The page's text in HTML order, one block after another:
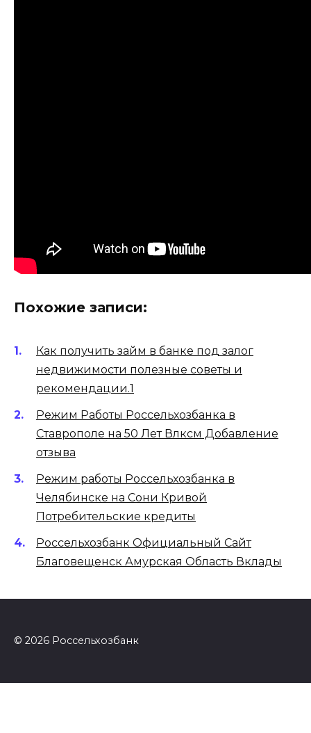
Похожие записи:
Как получить займ в банке под залог
недвижимости полезные советы и
рекомендации.1
Режим Работы Россельхозбанка в
Ставрополе на 50 Лет Влксм Добавление
отзыва
Режим работы Россельхозбанка в
Челябинске на Сони Кривой
Потребительские кредиты
Россельхозбанк Официальный Сайт
Благовещенск Амурская Область Вклады
© 2026 Россельхозбанк